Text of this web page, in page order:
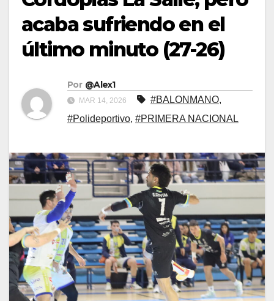
acaba sufriendo en el
último minuto (27-26)
Por @Alex1
MAR 14, 2026 #BALONMANO,
#Polideportivo, #PRIMERA NACIONAL